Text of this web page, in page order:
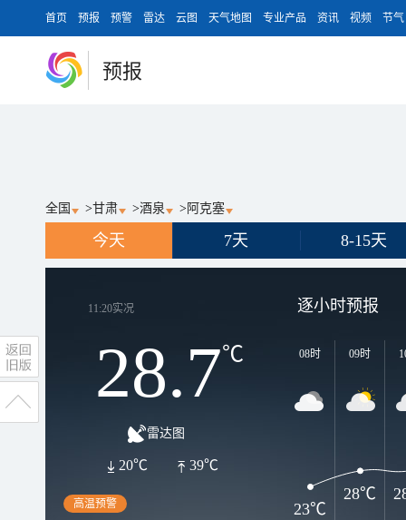
首页 预报 预警 雷达 云图 天气地图 专业产品 资讯 视频 节气
预报
全国 >甘肃 >酒泉 > 阿克塞
今天 7天 8-15天
11:20实况
28.7℃
雷达图
39℃
20℃
高温预警
逐小时预报
08时 09时
23℃
28℃